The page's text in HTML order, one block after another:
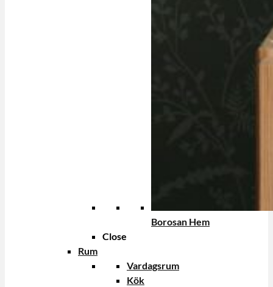
Borosan Hem
Close
Rum
Vardagsrum
Kök